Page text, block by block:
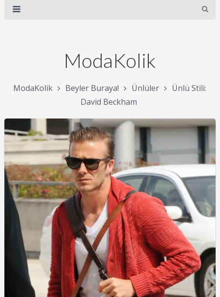
ModaKolik
ModaKolik Beyler Buraya! Ünlüler
Ünlü Stili:
David Beckham